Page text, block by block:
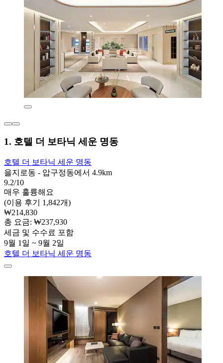
1. 호텔 더 보타닉 세운 명동
호텔 더 보타닉 세운 명동
을지로동 - 압구정동에서 4.9km
9.2/10
매우 훌륭해요
(이용 후기 1,842개)
₩214,830
총 요금: ₩237,930
세금 및 수수료 포함
9월 1일 ~ 9월 2일
호텔 더 보타닉 세운 명동